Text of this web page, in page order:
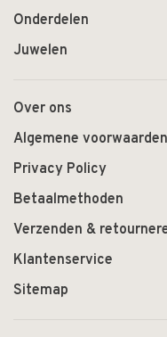
Onderdelen
Juwelen
Over ons
Algemene voorwaarden
Privacy Policy
Betaalmethoden
Verzenden &
Klantenservice
Sitemap